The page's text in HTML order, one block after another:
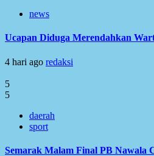
news
Ucapan Diduga Merendahkan
4 hari ago redaksi
5
5
daerah
sport
Semarak Malam Final PB Nawala